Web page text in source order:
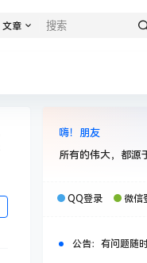
文章
嗨！朋友
所有的伟大，都源
QQ登录 微信
公告： 有问题随